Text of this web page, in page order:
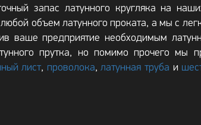
запас латунного кругляка на
объем латунного проката, а мы с
ваше предприятие необходимым
прутка, но помимо прочего мы
лист, проволока,латунная труба и